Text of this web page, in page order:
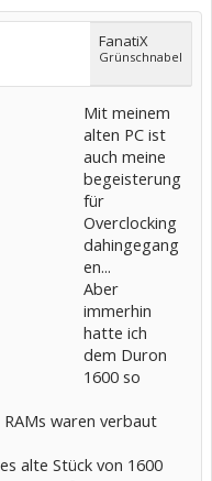
FanatiX
Grünschnabel
Mit meinem
alten PC ist
auch meine
begeisterung
für
Overclocking
dahingegang
en...
Aber
immerhin
hatte ich
dem Duron
1600 so
waren verbaut
alte Stück von 1600